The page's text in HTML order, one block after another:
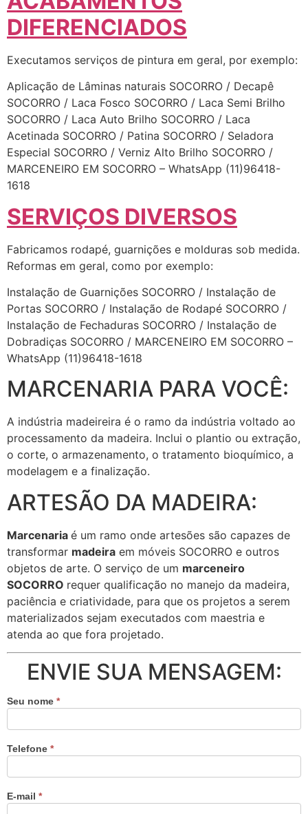
DIFERENCIADOS
Executamos serviços de pintura em geral, por exemplo:
Aplicação de Lâminas naturais SOCORRO / Decapê
SOCORRO / Laca Fosco SOCORRO / Laca Semi Brilho
SOCORRO / Laca Auto Brilho SOCORRO / Laca
Acetinada SOCORRO / Patina SOCORRO / Seladora
Especial SOCORRO / Verniz Alto Brilho SOCORRO /
MARCENEIRO EM SOCORRO – WhatsApp (11)96418-
1618
SERVIÇOS DIVERSOS
Fabricamos rodapé, guarnições e molduras sob medida.
Reformas em geral, como por exemplo:
Instalação de Guarnições SOCORRO / Instalação de
Portas SOCORRO / Instalação de Rodapé SOCORRO /
Instalação de Fechaduras SOCORRO / Instalação de
Dobradiças SOCORRO / MARCENEIRO EM SOCORRO –
WhatsApp (11)96418-1618
MARCENARIA PARA VOCÊ:
A indústria madeireira é o ramo da indústria voltado ao
processamento da madeira. Inclui o plantio ou extração,
o corte, o armazenamento, o tratamento bioquímico, a
modelagem e a finalização.
ARTESÃO DA MADEIRA:
Marcenaria é um ramo onde artesões são capazes de
transformar madeira em móveis SOCORRO e outros
objetos de arte. O serviço de um marceneiro
SOCORRO requer qualificação no manejo da madeira,
paciência e criatividade, para que os projetos a serem
materializados sejam executados com maestria e
atenda ao que fora projetado.
ENVIE SUA MENSAGEM:
Seu nome *
Telefone *
E-mail *